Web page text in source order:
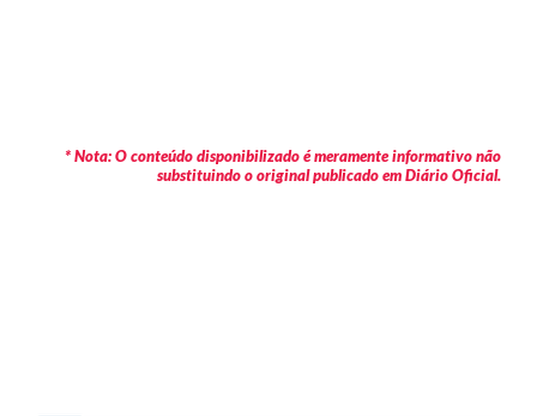
* Nota: O conteúdo disponibilizado é meramente informativo não
substituindo o original publicado em Diário Oficial.